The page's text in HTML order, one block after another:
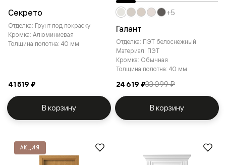
Секрето
Отделка: Грунт под покраску
Кромка: Алюминиевая
Толщина полотна: 40 мм
41 519 ₽
В корзину
Галант
Отделка: ПЭТ белоснежный
Материал: ПЭТ
Кромка: Обычная
Толщина полотна: 40 мм
24 619 ₽33 099 ₽
+5
В корзину
АКЦИЯ